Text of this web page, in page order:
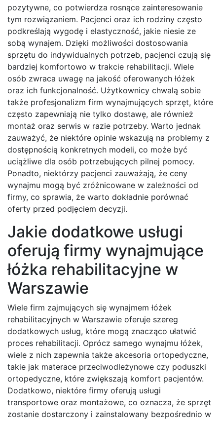
pozytywne, co potwierdza rosnące zainteresowanie
tym rozwiązaniem. Pacjenci oraz ich rodziny często
podkreślają wygodę i elastyczność, jakie niesie ze
sobą wynajem. Dzięki możliwości dostosowania
sprzętu do indywidualnych potrzeb, pacjenci czują się
bardziej komfortowo w trakcie rehabilitacji. Wiele
osób zwraca uwagę na jakość oferowanych łóżek
oraz ich funkcjonalność. Użytkownicy chwalą sobie
także profesjonalizm firm wynajmujących sprzęt, które
często zapewniają nie tylko dostawę, ale również
montaż oraz serwis w razie potrzeby. Warto jednak
zauważyć, że niektóre opinie wskazują na problemy z
dostępnością konkretnych modeli, co może być
uciążliwe dla osób potrzebujących pilnej pomocy.
Ponadto, niektórzy pacjenci zauważają, że ceny
wynajmu mogą być zróżnicowane w zależności od
firmy, co sprawia, że warto dokładnie porównać
oferty przed podjęciem decyzji.
Jakie dodatkowe usługi
oferują firmy wynajmujące
łóżka rehabilitacyjne w
Warszawie
Wiele firm zajmujących się wynajmem łóżek
rehabilitacyjnych w Warszawie oferuje szereg
dodatkowych usług, które mogą znacząco ułatwić
proces rehabilitacji. Oprócz samego wynajmu łóżek,
wiele z nich zapewnia także akcesoria ortopedyczne,
takie jak materace przeciwodleżynowe czy poduszki
ortopedyczne, które zwiększają komfort pacjentów.
Dodatkowo, niektóre firmy oferują usługi
transportowe oraz montażowe, co oznacza, że sprzęt
zostanie dostarczony i zainstalowany bezpośrednio w